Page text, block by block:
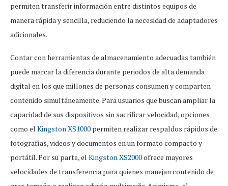
permiten transferir información entre distintos equipos de
manera rápida y sencilla, reduciendo la necesidad de adaptadores
adicionales.
Contar con herramientas de almacenamiento adecuadas también
puede marcar la diferencia durante periodos de alta demanda
digital en los que millones de personas consumen y comparten
contenido simultáneamente. Para usuarios que buscan ampliar la
capacidad de sus dispositivos sin sacrificar velocidad, opciones
como el Kingston XS1000 permiten realizar respaldos rápidos de
fotografías, videos y documentos en un formato compacto y
portátil. Por su parte, el Kingston XS2000ofrece mayores
velocidades de transferencia para quienes manejan contenido de